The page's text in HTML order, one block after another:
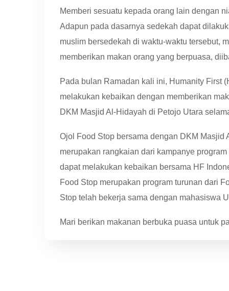
Memberi sesuatu kepada orang lain dengan
Adapun pada dasarnya sedekah dapat
muslim bersedekah di waktu-waktu tersebut,
memberikan makan orang yang berpuasa,
Pada bulan Ramadan kali ini, Humanity First
melakukan kebaikan dengan memberikan
DKM Masjid Al-Hidayah di Petojo Utara
Ojol Food Stop bersama dengan DKM
merupakan rangkaian dari kampanye
dapat melakukan kebaikan bersama HF
Food Stop merupakan program turunan dari
Stop telah bekerja sama dengan mahasiswa
Mari berikan makanan berbuka puasa untuk